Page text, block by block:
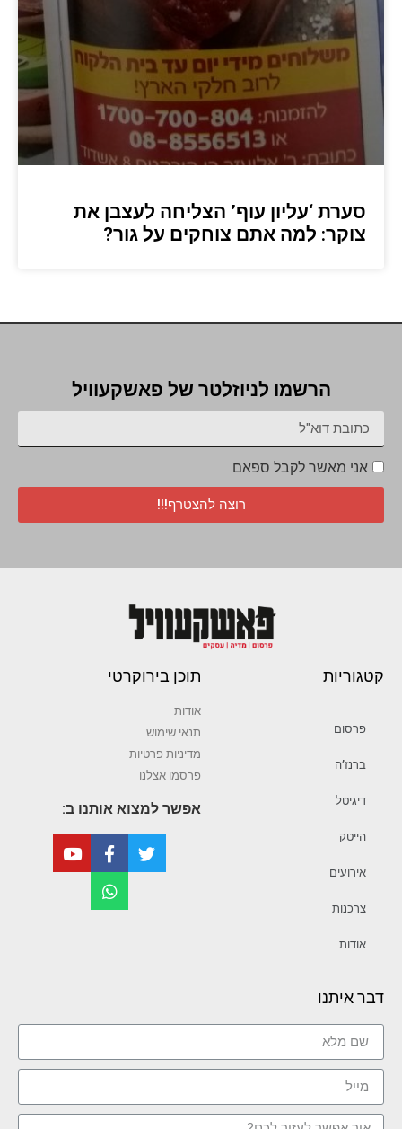
סערת ‘עליון עוף’ הצליחה לעצבן את
צוקר: למה אתם צוחקים על גור?
הרשמו לניוזלטר של פאשקעוויל
אני מאשר לקבל ספאם
רוצה להצטרף!!!
קטגוריות
פרסום
ברנז’ה
דיגיטל
הייטק
אירועים
צרכנות
אודות
תוכן בירוקרטי
אודות
תנאי שימוש
מדיניות פרטיות
פרסמו אצלנו
אפשר למצוא אותנו ב:
דבר איתנו